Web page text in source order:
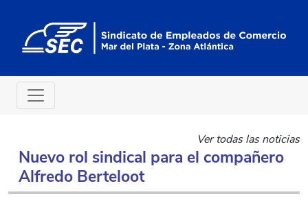
Ver todas las noticias
Nuevo rol sindical para el compañero
Alfredo Berteloot